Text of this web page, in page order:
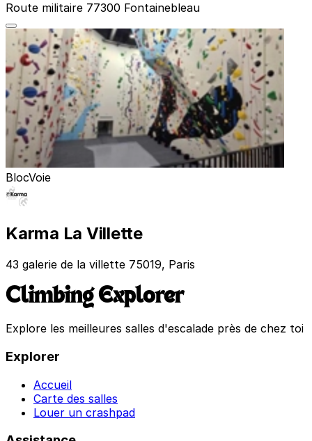
Route militaire 77300 Fontainebleau
BlocVoie
Karma La Villette
43 galerie de la villette 75019, Paris
Climbing Explorer
Explore les meilleures salles d'escalade près de chez toi
Explorer
Accueil
Carte des salles
Louer un crashpad